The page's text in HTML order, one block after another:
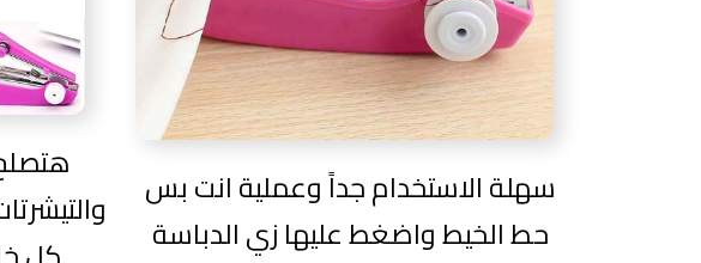
سهلة الاستخدام جداً وعملية انت بس
حط الخيط واضغط عليها زي الدباسة